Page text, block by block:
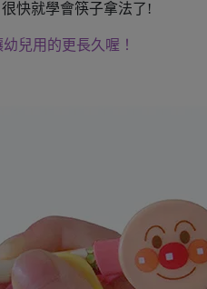
快就學會筷子拿法了!
兒用的更長久喔！